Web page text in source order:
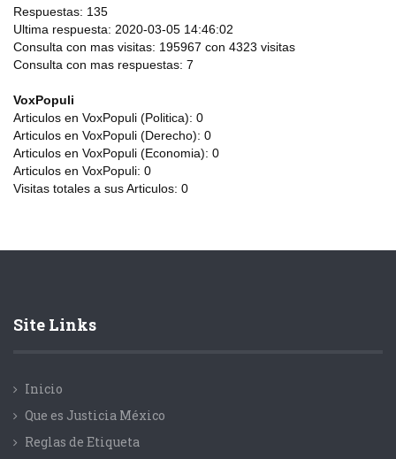
Respuestas: 135
Ultima respuesta: 2020-03-05 14:46:02
Consulta con mas visitas: 195967 con 4323 visitas
Consulta con mas respuestas: 7
VoxPopuli
Articulos en VoxPopuli (Politica): 0
Articulos en VoxPopuli (Derecho): 0
Articulos en VoxPopuli (Economia): 0
Articulos en VoxPopuli: 0
Visitas totales a sus Articulos: 0
Site Links
Inicio
Que es Justicia México
Reglas de Etiqueta